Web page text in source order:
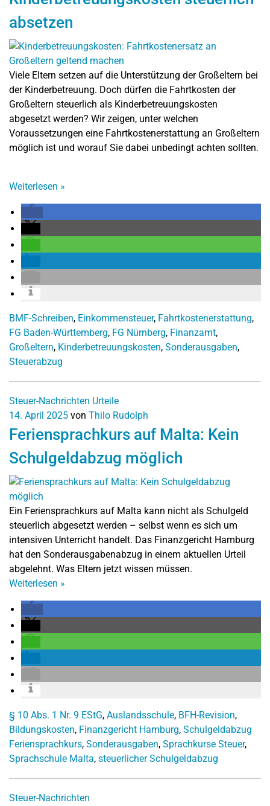
absetzen
Viele Eltern setzen auf die Unterstützung der Großeltern bei
der Kinderbetreuung. Doch dürfen die Fahrtkosten der
Großeltern steuerlich als Kinderbetreuungskosten
abgesetzt werden? Wir zeigen, unter welchen
Voraussetzungen eine Fahrtkostenerstattung an Großeltern
möglich ist und worauf Sie dabei unbedingt achten sollten.
Weiterlesen »
BMF-Schreiben, Einkommensteuer, Fahrtkostenerstattung,
FG Baden-Württemberg, FG Nürnberg, Finanzamt,
Großeltern, Kinderbetreuungskosten, Sonderausgaben,
Steuerabzug
Steuer-Nachrichten Urteile
14. April 2025 von Thilo Rudolph
Feriensprachkurs auf Malta: Kein
Schulgeldabzug möglich
Ein Feriensprachkurs auf Malta kann nicht als Schulgeld
steuerlich abgesetzt werden – selbst wenn es sich um
intensiven Unterricht handelt. Das Finanzgericht Hamburg
hat den Sonderausgabenabzug in einem aktuellen Urteil
abgelehnt. Was Eltern jetzt wissen müssen.
Weiterlesen »
§ 10 Abs. 1 Nr. 9 EStG, Auslandsschule, BFH-Revision,
Bildungskosten, Finanzgericht Hamburg, Schulgeldabzug
Feriensprachkurs, Sonderausgaben, Sprachkurse Steuer,
Sprachschule Malta, steuerlicher Schulgeldabzug
Steuer-Nachrichten